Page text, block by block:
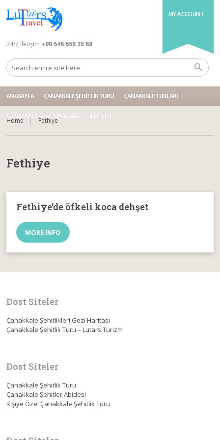
MY ACCOUNT
24/7 İletişim +90 546 656 35 88
ANASAYFA ÇANAKKALE ŞEHITLIK TURU ÇANAKKALE TURLARI
ÇANAKKALE ARAÇ KIRALAMA İLETIŞIM
Home Fethiye
Fethiye
Fethiye’de öfkeli koca dehşet
MORE INFO
Dost Siteler
Çanakkale Şehitlikleri Gezi Haritası
Çanakkale Şehitlik Turu – Lutars Turizm
Dost Siteler
Çanakkale Şehitlik Turu
Çanakkale Şehitler Abidesi
Kişiye Özel Çanakkale Şehitlik Turu